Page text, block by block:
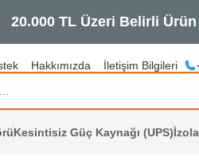
Hakkımızda İletişim Bilgileri
Kesintisiz Güç Kaynağı (UPS)